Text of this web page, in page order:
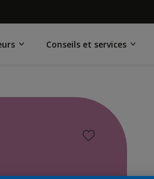
Conseils et services